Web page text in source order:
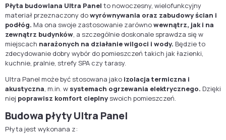
Płyta budowlana Ultra Panel to nowoczesny, wielofunkcyjny
materiał przeznaczony dowyrównywania oraz zabudowy ścian i
podłóg. Ma ona swoje zastosowanie zarównowewnątrz, jak i na
zewnątrz budynków, a szczególnie doskonale sprawdza się w
miejscach narażonych na działanie wilgoci i wody. Będzie to
zdecydowanie dobry wybór do pomieszczeń takich jak łazienki,
kuchnie, pralnie, strefy SPA czy tarasy.
Ultra Panel może być stosowana jako izolacja termiczna i
akustyczna , m.in. w systemach ogrzewania elektrycznego. Dzięki
niej poprawisz komfort cieplnyswoich pomieszczeń.
Budowa płyty Ultra Panel
Płyta jest wykonana z: